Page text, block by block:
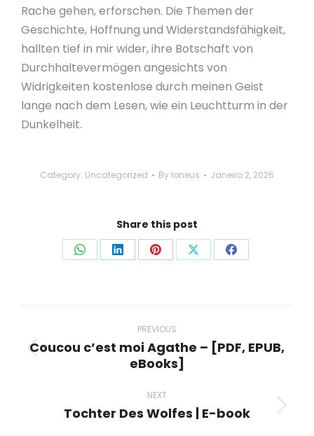
Rache gehen, erforschen. Die Themen der
Geschichte, Hoffnung und Widerstandsfähigkeit,
hallten tief in mir wider, ihre Botschaft von
Durchhaltevermögen angesichts von
Widrigkeiten kostenlose durch meinen Geist
lange nach dem Lesen, wie ein Leuchtturm in der
Dunkelheit.
Category: Uncategorized By loneus Janeiro 2, 2026
Share this post
Share Share Share Share Share
navigation
PREVIOUS
Previous
post:
Coucou c’est moi Agathe – [PDF, EPUB,
eBooks]
NEXT
Next
Tochter Des Wolfes | E-book